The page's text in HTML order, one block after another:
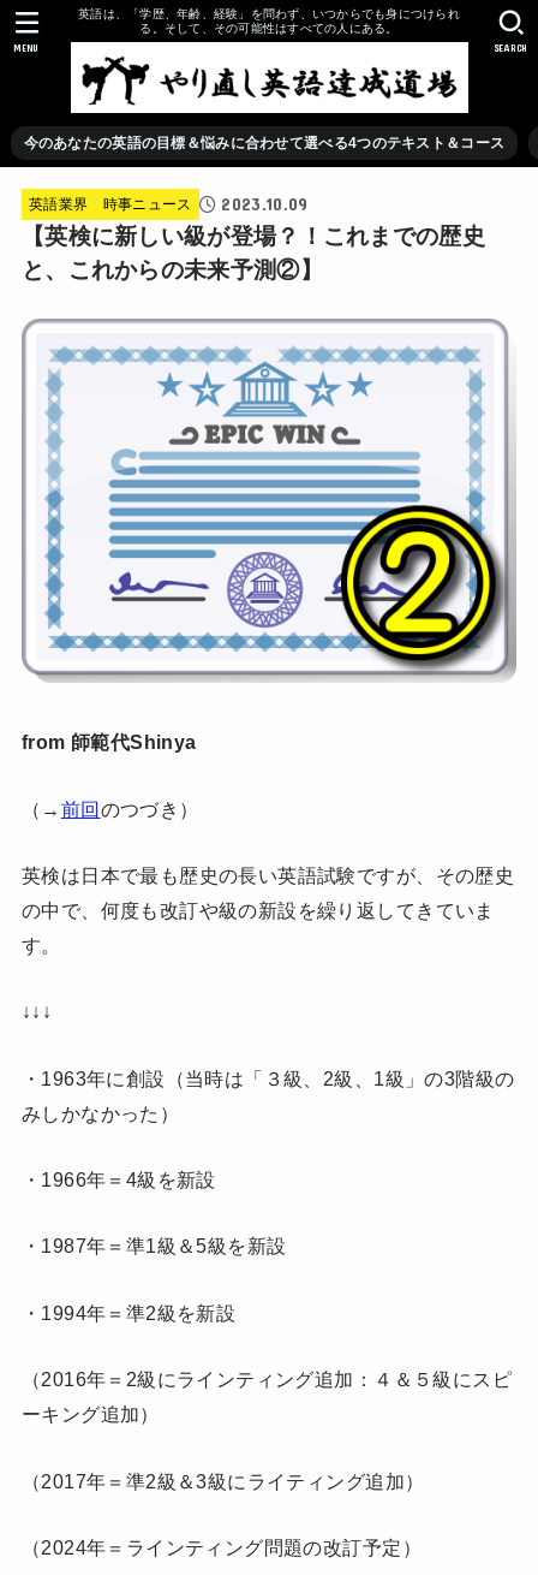
英語は、「学歴、年齢、経験」を問わず、いつからでも身につけられ
る。そして、その可能性はすべての人にある。
今のあなたの英語の目標＆悩みに合わせて選べる4つのテキスト＆コース
SEARCH
MENU
英語業界 時事ニュース 2023.10.09
【英検に新しい級が登場？！これまでの歴史
と、これからの未来予測②】
from 師範代Shinya
（→ 前回のつづき）
英検は日本で最も歴史の長い英語試験ですが、その歴史
の中で、何度も改訂や級の新設を繰り返してきていま
す。
↓↓↓
・1963年に創設（当時は「３級、2級、1級」の3階級の
みしかなかった）
・1966年＝4級を新設
・1987年＝準1級＆5級を新設
・1994年＝準2級を新設
（2016年＝2級にラインティング追加：４＆５級にスピ
ーキング追加）
（2017年＝準2級＆3級にライティング追加）
（2024年＝ラインティング問題の改訂予定）